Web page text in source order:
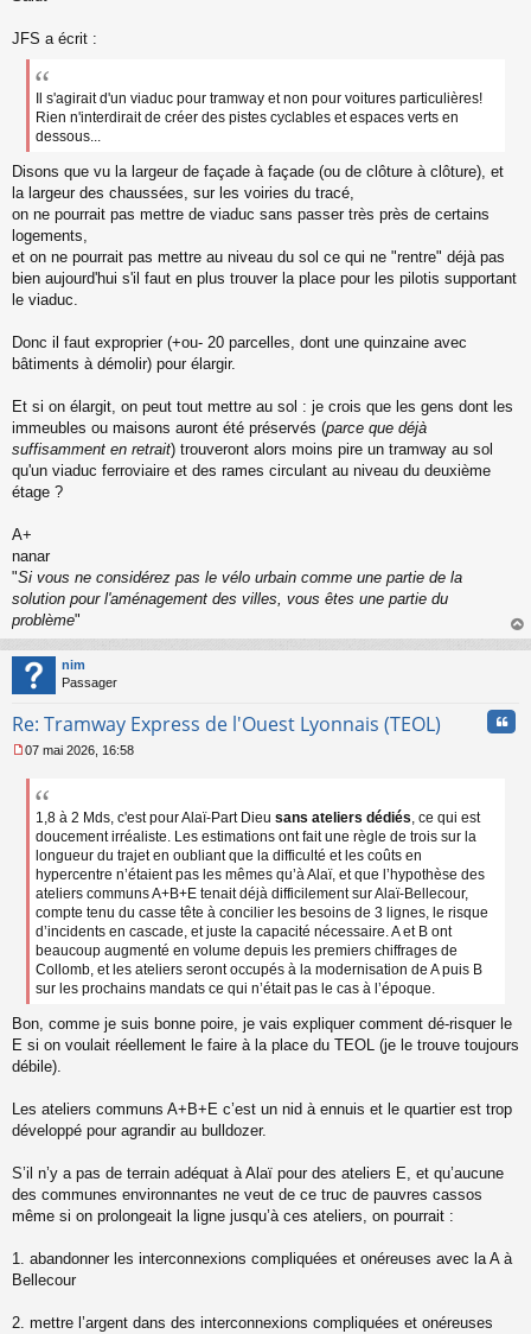
s
u
JFS a écrit :
Il s'agirait d'un viaduc pour tramway et non pour voitures particulières!
Rien n'interdirait de créer des pistes cyclables et espaces verts en
dessous...
Disons que vu la largeur de façade à façade (ou de clôture à clôture), et
la largeur des chaussées, sur les voiries du tracé,
on ne pourrait pas mettre de viaduc sans passer très près de certains
logements,
et on ne pourrait pas mettre au niveau du sol ce qui ne "rentre" déjà pas
bien aujourd'hui s'il faut en plus trouver la place pour les pilotis supportant
le viaduc.
Donc il faut exproprier (+ou- 20 parcelles, dont une quinzaine avec
bâtiments à démolir) pour élargir.
Et si on élargit, on peut tout mettre au sol : je crois que les gens dont les
immeubles ou maisons auront été préservés (parce que déjà
suffisamment en retrait) trouveront alors moins pire un tramway au sol
qu'un viaduc ferroviaire et des rames circulant au niveau du deuxième
étage ?
A+
nanar
"Si vous ne considérez pas le vélo urbain comme une partie de la
solution pour l'aménagement des villes, vous êtes une partie du
problème"
au
nim
Passager
Re: Tramway Express de l'Ouest Lyonnais (TEOL)
e
07 mai 2026, 16:58
1,8 à 2 Mds, c'est pour Alaï-Part Dieu sans ateliers dédiés, ce qui est
doucement irréaliste. Les estimations ont fait une règle de trois sur la
longueur du trajet en oubliant que la difficulté et les coûts en
hypercentre n’étaient pas les mêmes qu’à Alaï, et que l’hypothèse des
ateliers communs A+B+E tenait déjà difficilement sur Alaï-Bellecour,
compte tenu du casse tête à concilier les besoins de 3 lignes, le risque
d’incidents en cascade, et juste la capacité nécessaire. A et B ont
beaucoup augmenté en volume depuis les premiers chiffrages de
Collomb, et les ateliers seront occupés à la modernisation de A puis B
sur les prochains mandats ce qui n’était pas le cas à l’époque.
Bon, comme je suis bonne poire, je vais expliquer comment dé-risquer le
E si on voulait réellement le faire à la place du TEOL (je le trouve toujours
débile).
Les ateliers communs A+B+E c’est un nid à ennuis et le quartier est trop
développé pour agrandir au bulldozer.
S’il n’y a pas de terrain adéquat à Alaï pour des ateliers E, et qu’aucune
des communes environnantes ne veut de ce truc de pauvres cassos
même si on prolongeait la ligne jusqu’à ces ateliers, on pourrait :
1. abandonner les interconnexions compliquées et onéreuses avec la A à
Bellecour
2. mettre l’argent dans des interconnexions compliquées et onéreuses